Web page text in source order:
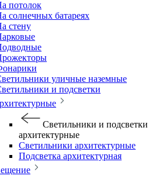
потолок
солнечных батареях
стену
уличные наземные
и подсветки
Светильники и подсветки
архитектурные
Светильники архитектурные
Подсветка архитектурная